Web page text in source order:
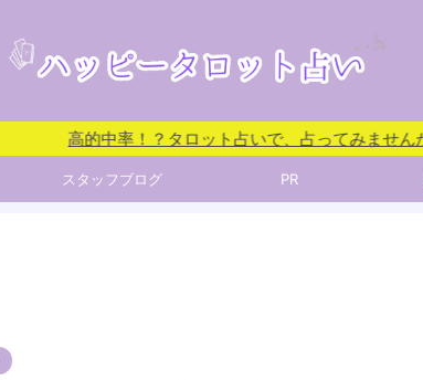
高的中率！？タロット占いで、占ってみませんか？
スタッフブログ PR